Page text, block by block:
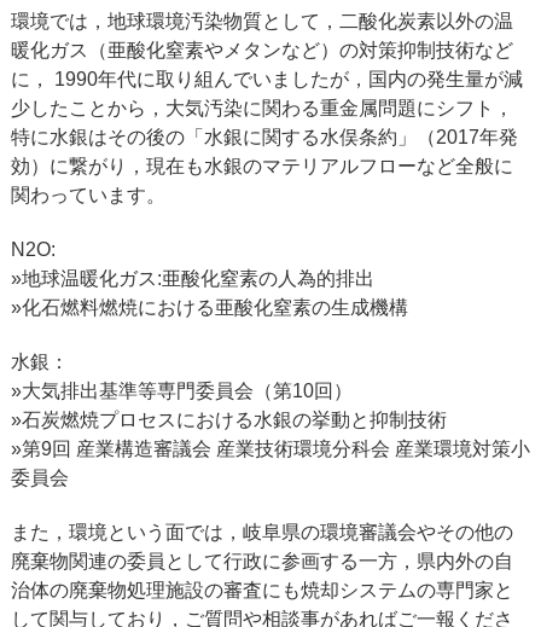
環境では，地球環境汚染物質として，二酸化炭素以外の温
暖化ガス（亜酸化窒素やメタンなど）の対策抑制技術など
に， 1990年代に取り組んでいましたが，国内の発生量が減
少したことから，大気汚染に関わる重金属問題にシフト，
特に水銀はその後の「水銀に関する水俣条約」（2017年発
効）に繋がり，現在も水銀のマテリアルフローなど全般に
関わっています。
N2O:
»地球温暖化ガス:亜酸化窒素の人為的排出
»化石燃料燃焼における亜酸化窒素の生成機構
水銀：
»大気排出基準等専門委員会（第10回）
»石炭燃焼プロセスにおける水銀の挙動と抑制技術
»第9回 産業構造審議会 産業技術環境分科会 産業環境対策小
委員会
また，環境という面では，岐阜県の環境審議会やその他の
廃棄物関連の委員として行政に参画する一方，県内外の自
治体の廃棄物処理施設の審査にも焼却システムの専門家と
して関与しており，ご質問や相談事があればご一報くださ